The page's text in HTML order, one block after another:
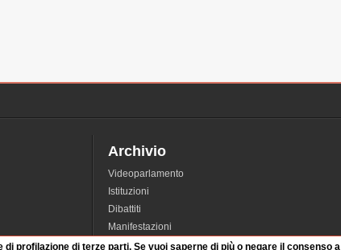
Archivio
Videoparlamento
Istituzioni
Dibattiti
Manifestazioni
Radicali
profilazione di terze parti. Se vuoi saperne di più o negare il consenso a